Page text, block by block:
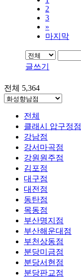
2
3
»
마지막
글쓰기
전체 5,364
전체
클래시 압구정점
강남점
강서마곡점
강원원주점
김포점
대구점
대전점
동탄점
목동점
부산명지점
부산해운대점
부천상동점
분당미금점
분당서현점
분당판교점